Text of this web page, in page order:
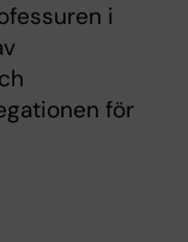
i
för